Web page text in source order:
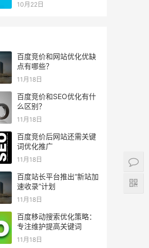
10月22日
百度竞价和网站优化优缺
点有哪些？
11月18日
百度竞价和SEO优化有什
么区别？
11月18日
百度竞价后网站还需关键
词优化推广
11月18日
百度站长平台推出“新站加
速收录”计划
11月18日
百度移动搜索优化策略：
专注维护提高关键词
11月18日